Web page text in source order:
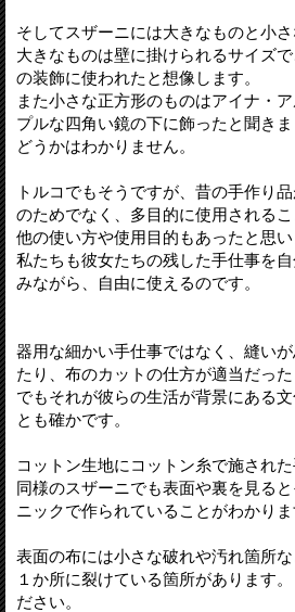
そしてスザーニには大きなものと小さ
大きなものは壁に掛けられるサイズ
の装飾に使われたと想像します。
また小さな正方形のものはアイナ・
プルな四角い鏡の下に飾ったと聞き
どうかはわかりません。
トルコでもそうですが、昔の手作り
のためでなく、多目的に使用されるこ
他の使い方や使用目的もあったと思い
私たちも彼女たちの残した手仕事を
みながら、自由に使えるのです。
器用な細かい手仕事ではなく、縫い
たり、布のカットの仕方が適当だった
でもそれが彼らの生活が背景にある
とも確かです。
コットン生地にコットン糸で施された
同様のスザーニでも表面や裏を見る
ニックで作られていることがわかりま
表面の布には小さな破れや汚れ箇所な
１か所に裂けている箇所があります
ださい。